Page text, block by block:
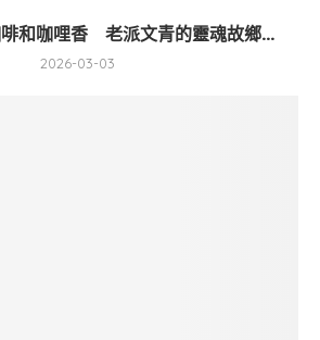
和咖哩香 老派文青的靈魂故鄉...
2026-03-03